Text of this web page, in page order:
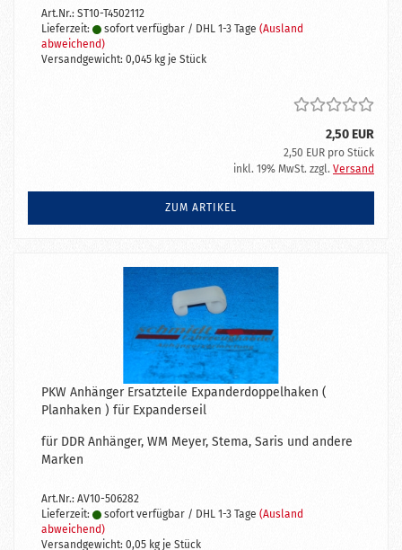
Art.Nr.: ST10-T4502112
Lieferzeit:
sofort verfügbar / DHL 1-3 Tage (Ausland
abweichend)
Versandgewicht: 0,045 kg je Stück
2,50 EUR
2,50 EUR pro Stück
inkl. 19% MwSt. zzgl. Versand
ZUM ARTIKEL
PKW Anhänger Ersatzteile Expanderdoppelhaken (
Planhaken ) für Expanderseil
für DDR Anhänger, WM Meyer, Stema, Saris und andere
Marken
Art.Nr.: AV10-506282
Lieferzeit:
sofort verfügbar / DHL 1-3 Tage (Ausland
abweichend)
Versandgewicht: 0,05 kg je Stück